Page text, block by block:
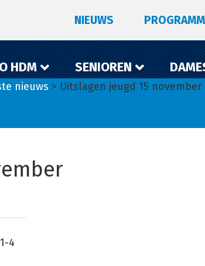
NIEUWS
HDM SENIOREN
nieuws > Uitslagen jeugd 15 november
1-4